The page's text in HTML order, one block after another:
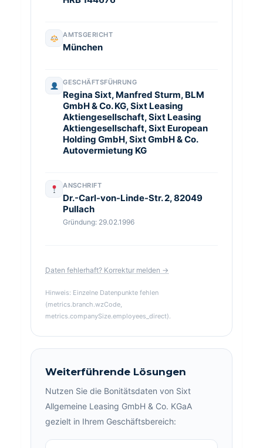
AMTSGERICHT
München
GESCHÄFTSFÜHRUNG
Regina Sixt, Manfred Sturm, BLM
GmbH & Co. KG, Sixt Leasing
Aktiengesellschaft, Sixt Leasing
Aktiengesellschaft, Sixt European
Holding GmbH, Sixt GmbH & Co.
Autovermietung KG
ANSCHRIFT
Dr.-Carl-von-Linde-Str. 2, 82049
Pullach
Gründung: 29.02.1996
Daten fehlerhaft? Korrektur melden →
Hinweis: Einzelne Datenpunkte fehlen
(metrics.branch.wzCode,
metrics.companySize.employees_direct).
Weiterführende Lösungen
Nutzen Sie die Bonitätsdaten von Sixt
Allgemeine Leasing GmbH & Co. KGaA
gezielt in Ihrem Geschäftsbereich: